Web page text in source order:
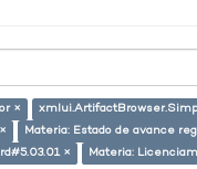
×
Materia: Estado de avance
×
Materia: